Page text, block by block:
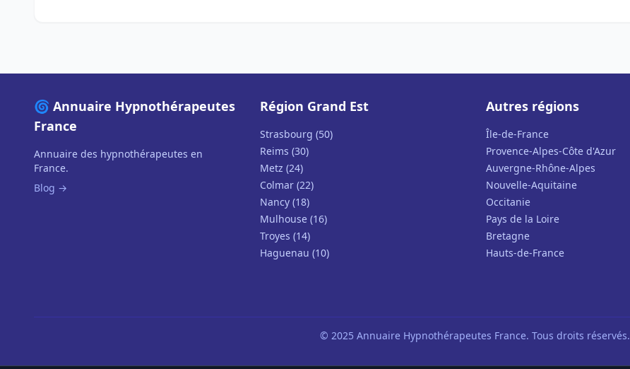
🌀 Annuaire Hypnothérapeutes
France
Annuaire des hypnothérapeutes en
France.
Blog →
Région Grand Est
Strasbourg (50)
Reims (30)
Metz (24)
Colmar (22)
Nancy (18)
Mulhouse (16)
Troyes (14)
Haguenau (10)
Autres régions
Île-de-France
Provence-Alpes-Côte d'Azur
Auvergne-Rhône-Alpes
Nouvelle-Aquitaine
Occitanie
Pays de la Loire
Bretagne
Hauts-de-France
© 2025 Annuaire Hypnothérapeutes France. Tous droits réservés.